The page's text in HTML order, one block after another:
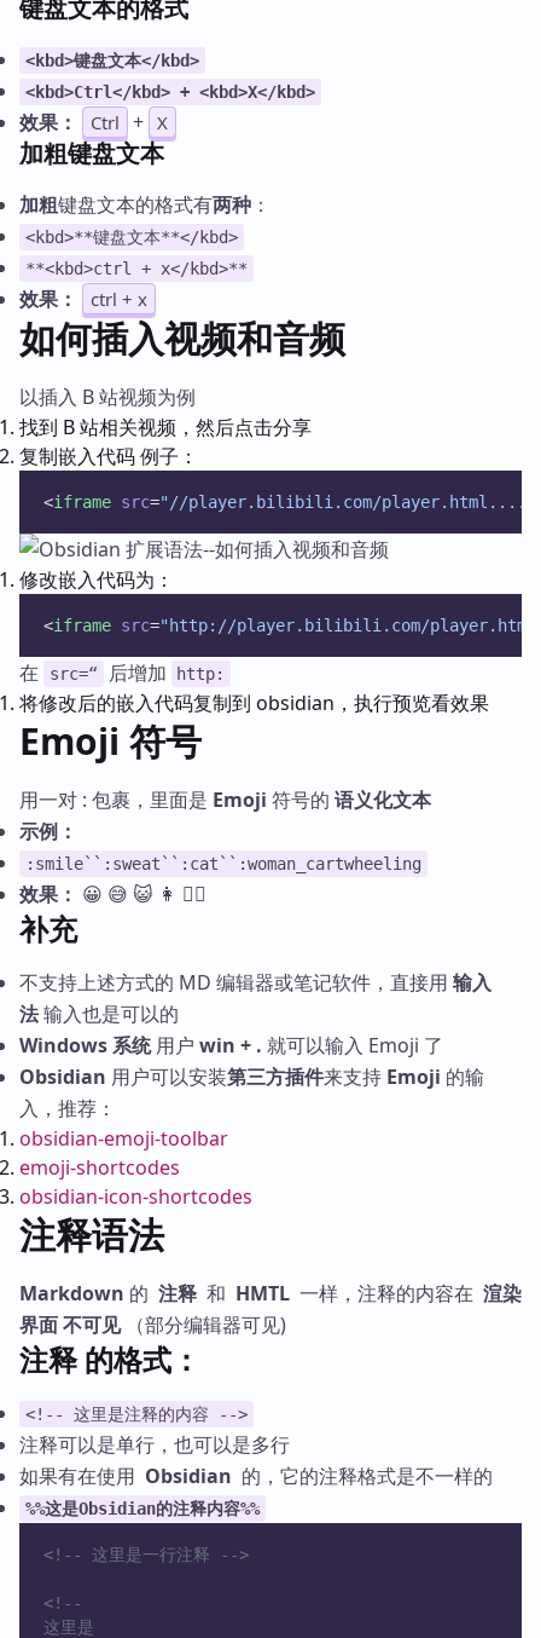
键盘文本的格式
<kbd>键盘文本</kbd>
<kbd>Ctrl</kbd> + <kbd>X</kbd>
效果： Ctrl + X
加粗键盘文本
加粗键盘文本的格式有两种 ：
<kbd>**键盘文本**</kbd>
**<kbd>ctrl + x</kbd>**
效果： ctrl + x
如何插入视频和音频
以插入 B 站视频为例
找到 B 站相关视频，然后点击分享
复制嵌入代码 例子：
<iframe src="//player.bilibili.com/player.html...."
修改嵌入代码为：
<iframe src="http://player.bilibili.com/
在 src=“ 后增加 http:
将修改后的嵌入代码复制到 obsidian，执行预览看效果
Emoji 符号
用一对 : 包裹，里面是 Emoji 符号的 语义化文本
示例：
:smile``:sweat``:cat``:woman_cartwheeling
效果： 😀 😅 😺 👩 🤸‍♀️
补充
不支持上述方式的 MD 编辑器或笔记软件，直接用 输入
法输入也是可以的
Windows 系统用户 win + . 就可以输入 Emoji 了
Obsidian 用户可以安装第三方插件来支持 Emoji 的输
入，推荐：
obsidian-emoji-toolbar
emoji-shortcodes
obsidian-icon-shortcodes
注释语法
Markdown 的 注释 和 HMTL 一样，注释的内容在 渲染
界面不可见（部分编辑器可见)
注释 的格式：
<!-- 这里是注释的内容 -->
注释可以是单行，也可以是多行
如果有在使用 Obsidian 的，它的注释格式是不一样的
%%这是Obsidian的注释内容%%
<!-- 这里是一行注释 -->
<!--
这里是